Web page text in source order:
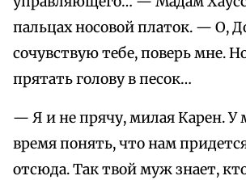
пальцах носовой платок. — О,
сочувствую тебе, поверь мне.
прятать голову в песок…
— Я и не прячу, милая Карен. У
время понять, что нам
отсюда. Так твой муж знает,